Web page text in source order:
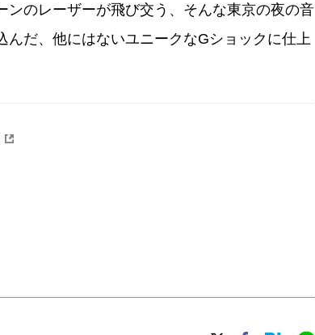
のレーザーが飛び交う、そんな東京の夜の音
だ、他にはないユニークなGショックに仕上